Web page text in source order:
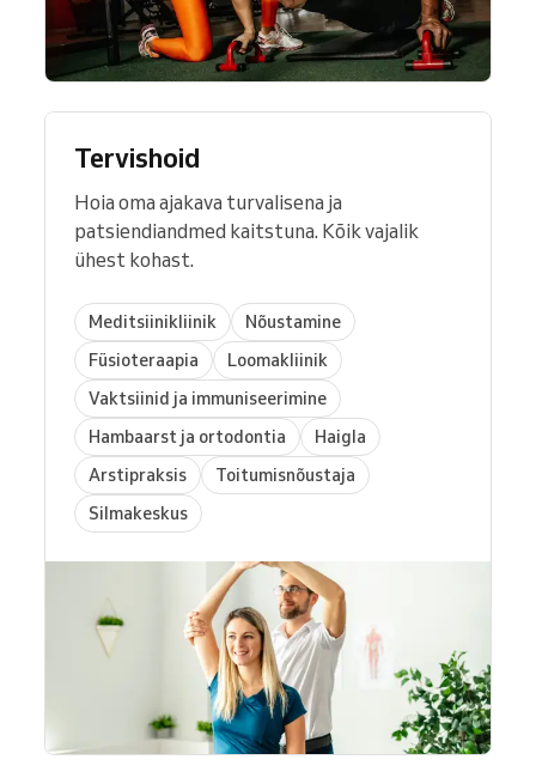
Tervishoid
Hoia oma ajakava turvalisena ja
patsiendiandmed kaitstuna. Kõik vajalik
ühest kohast.
Meditsiinikliinik
Nõustamine
Füsioteraapia
Loomakliinik
Vaktsiinid ja immuniseerimine
Hambaarst ja ortodontia
Haigla
Arstipraksis
Toitumisnõustaja
Silmakeskus